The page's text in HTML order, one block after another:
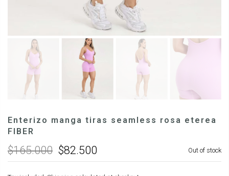
Enterizo manga tiras seamless rosa eterea
FIBER
$165.000 $82.500 Out of stock